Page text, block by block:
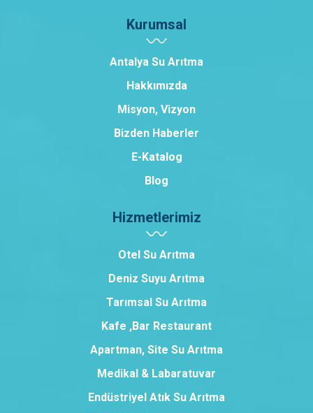
Kurumsal
Antalya Su Arıtma
Hakkımızda
Misyon, Vizyon
Bizden Haberler
E-Katalog
Blog
Hizmetlerimiz
Otel Su Arıtma
Deniz Suyu Arıtma
Tarımsal Su Arıtma
Kafe ,Bar Restaurant
Apartman, Site Su Arıtma
Medikal & Labaratuvar
Endüstriyel Atık Su Arıtma